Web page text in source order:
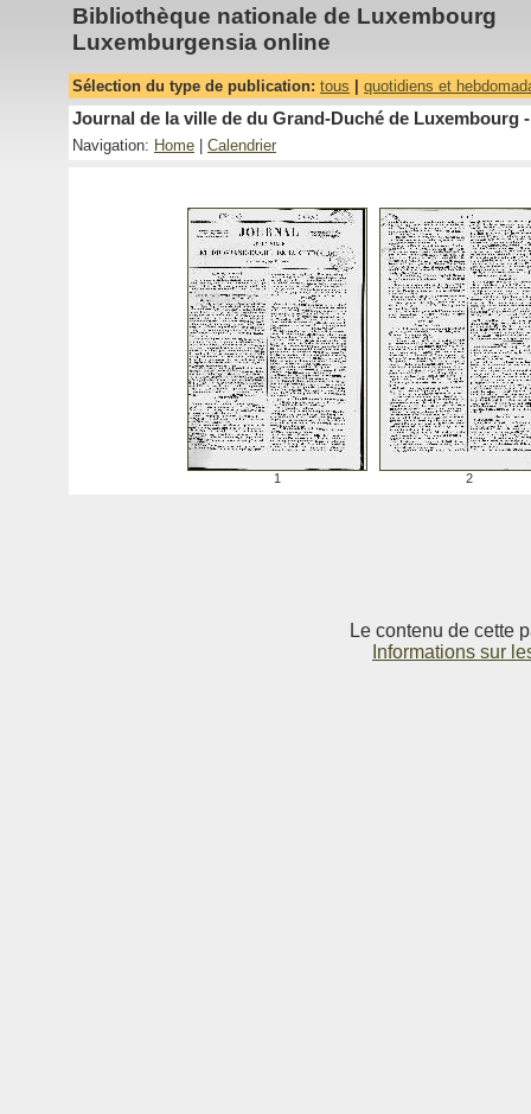
Bibliothèque nationale de Luxembourg
Luxemburgensia online
Sélection du type de publication: tous quotidiens et
Journal de la ville de du Grand-Duché de Luxembourg -
Navigation: Home Calendrier
1 2
Le contenu de cette
Informations sur